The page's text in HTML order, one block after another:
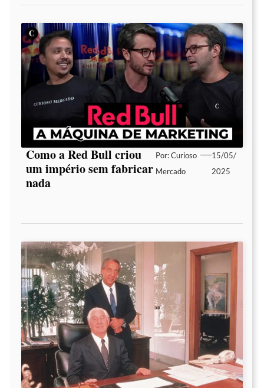
Como a Red Bull criou
um império sem fabricar
nada
Por:Curioso
Mercado
15/05/
2025